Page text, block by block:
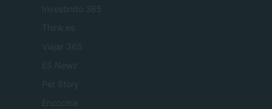
Investindo 365
Think.es
Viajar 365
ES Newz
Pet Story
Encocina